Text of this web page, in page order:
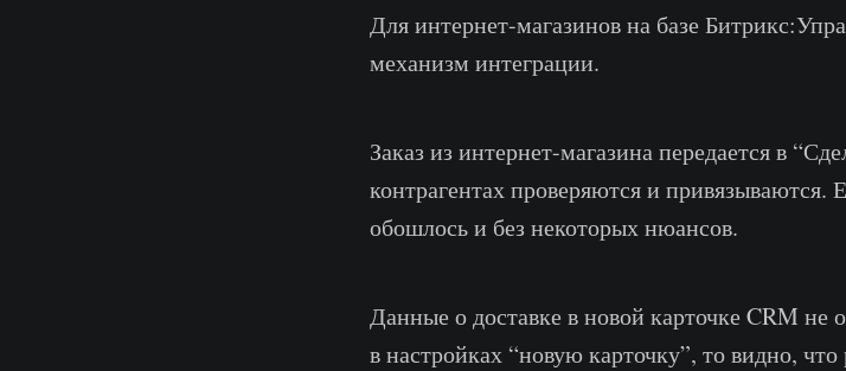
Для интернет-магазинов на базе
механизм интеграции.
Заказ из интернет-магазина передается в
контрагентах проверяются и привязываются.
обошлось и без некоторых нюансов.
Данные о доставке в новой карточке CRM не
в настройках “новую карточку”, то видно,